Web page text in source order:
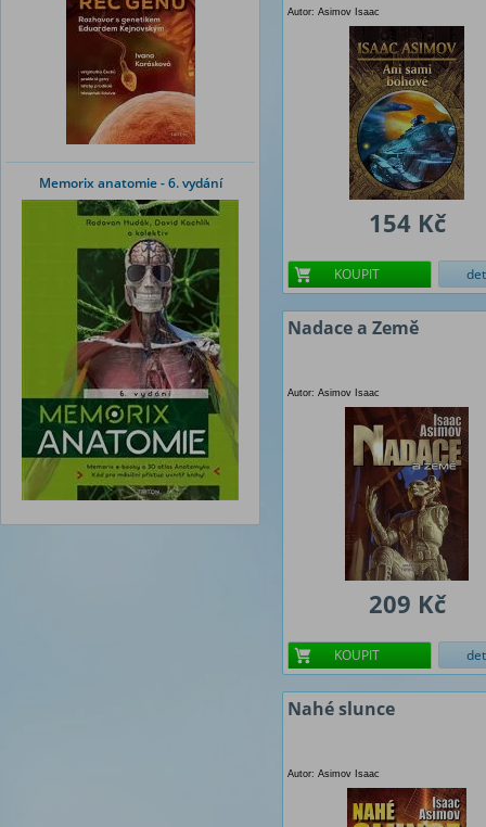
Memorix anatomie - 6. vydání
Autor: Asimov Isaac
154 Kč
KOUPIT
Nadace a Země
Autor: Asimov Isaac
209 Kč
KOUPIT
Nahé slunce
Autor: Asimov Isaac